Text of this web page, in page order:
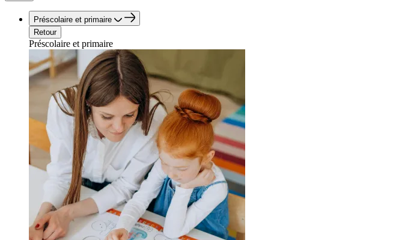
Préscolaire et primaire
Retour
Préscolaire et primaire